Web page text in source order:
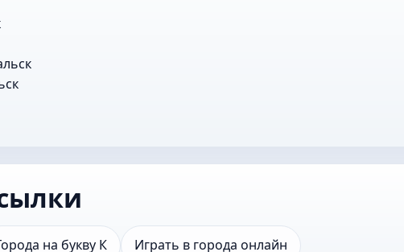
на букву К Играть в города онлайн